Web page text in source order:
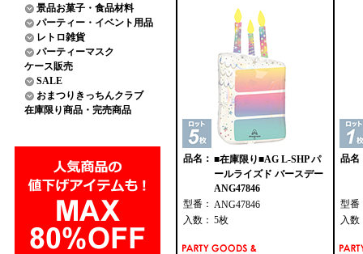
景品お菓子・食品材料
パーティー・イベント用品
レトロ雑貨
パーティーマスク
ケース販売
SALE
おまつりきっちんクラブ
在庫限り商品・完売商品
品名： ■在庫限り■AG L-SHP パ
ールライズド バースデー
ANG47846
型番： ANG47846
入数： 5枚
品名
型番
入数